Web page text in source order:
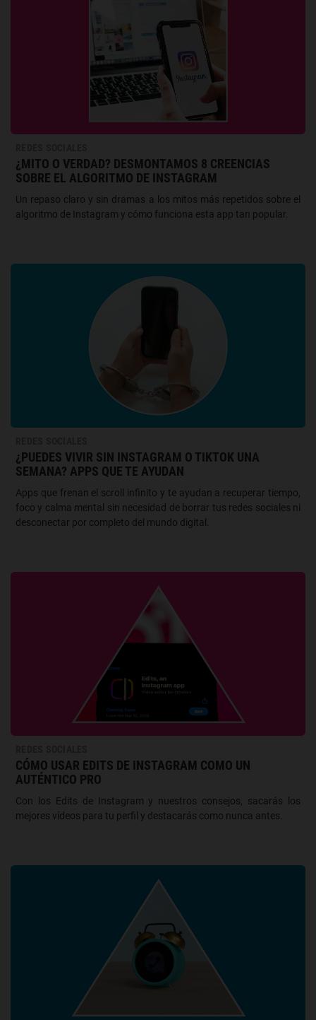
¿MITO O VERDAD? DESMONTAMOS 8 CREENCIAS
SOBRE EL ALGORITMO DE INSTAGRAM
Un repaso claro y sin dramas a los mitos más repetidos sobre el
algoritmo de Instagram y cómo funciona esta app tan popular.
¿PUEDES VIVIR SIN INSTAGRAM O TIKTOK UNA
SEMANA? APPS QUE TE AYUDAN
Apps que frenan el scroll infinito y te ayudan a recuperar tiempo,
foco y calma mental sin necesidad de borrar tus redes sociales ni
desconectar por completo del mundo digital.
CÓMO USAR EDITS DE INSTAGRAM COMO UN
AUTÉNTICO PRO
Con los Edits de Instagram y nuestros consejos, sacarás los
mejores vídeos para tu perfil y destacarás como nunca antes.